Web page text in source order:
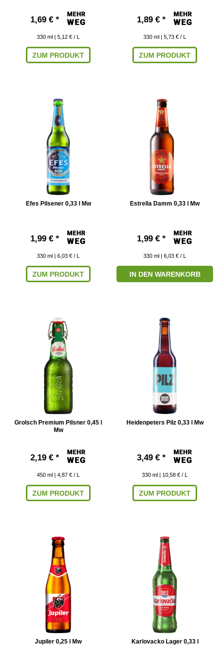
1,69 € *
330 ml | 5,12 € / L
ZUM PRODUKT
1,89 € *
330 ml | 5,73 € / L
ZUM PRODUKT
Efes Pilsener 0,33 l Mw
1,99 € *
330 ml | 6,03 € / L
ZUM PRODUKT
Estrella Damm 0,33 l Mw
1,99 € *
330 ml | 6,03 € / L
IN DEN WARENKORB
Grolsch Premium Pilsner 0,45 l
Mw
2,19 € *
450 ml | 4,87 € / L
ZUM PRODUKT
Heidenpeters Pilz 0,33 l Mw
3,49 € *
330 ml | 10,58 € / L
ZUM PRODUKT
Jupiler 0,25 l Mw Karlovacko Lager 0,33 l